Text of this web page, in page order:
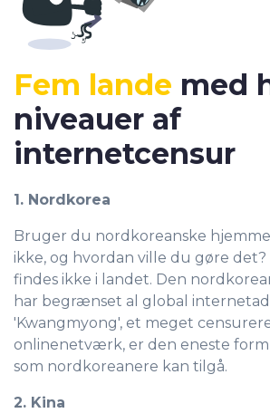
Fem lande med
niveauer af
internetcensur
1. Nordkorea
Bruger du nordkoreanske
ikke, og hvordan ville du gøre
findes ikke i landet. Den
har begrænset al global
'Kwangmyong', et meget
onlinenetværk, er den eneste
som nordkoreanere kan tilgå.
2. Kina